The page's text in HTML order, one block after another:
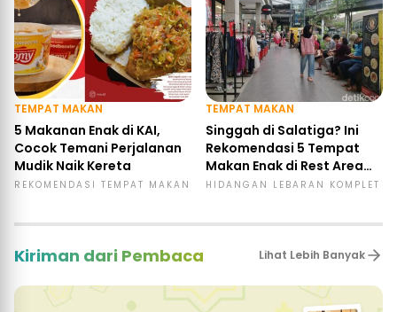
TEMPAT MAKAN
5 Makanan Enak di KAI,
Cocok Temani Perjalanan
Mudik Naik Kereta
REKOMENDASI TEMPAT MAKAN
TEMPAT MAKAN
Singgah di Salatiga? Ini
Rekomendasi 5 Tempat
Makan Enak di Rest Area
KM 456
HIDANGAN LEBARAN KOMPLET
Kiriman dari Pembaca Lihat Lebih Banyak